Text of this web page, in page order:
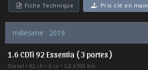
Fiche Technique Prix clé en main
millésime : 2019
1.6 CDTi 92 Essentia ( 3 portes )
Diesel 92 ch 6 cv 5,0 l/100 km